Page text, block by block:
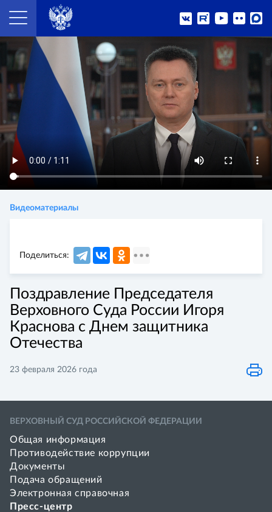
Видеоматериалы
Поздравление Председателя
Верховного Суда России Игоря
Краснова с Днем защитника
Отечества
23 февраля 2026 года
Поделиться:
ВЕРХОВНЫЙ СУД РОССИЙСКОЙ ФЕДЕРАЦИИ
Общая информация
Противодействие коррупции
Документы
Подача обращений
Электронная справочная
Пресс-центр